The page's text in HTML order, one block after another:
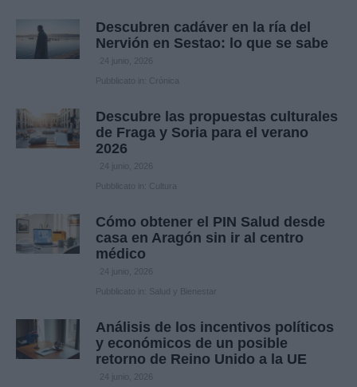
Descubren cadáver en la ría del
Nervión en Sestao: lo que se sabe
24 junio, 2026
Pubblicato in: Crónica
Descubre las propuestas culturales
de Fraga y Soria para el verano
2026
24 junio, 2026
Pubblicato in: Cultura
Cómo obtener el PIN Salud desde
casa en Aragón sin ir al centro
médico
24 junio, 2026
Pubblicato in: Salud y Bienestar
Análisis de los incentivos políticos
y económicos de un posible
retorno de Reino Unido a la UE
24 junio, 2026